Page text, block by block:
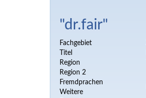
"dr.fair"
Fachgebiet
Titel
Region
Region 2
Fremdprachen
Weitere